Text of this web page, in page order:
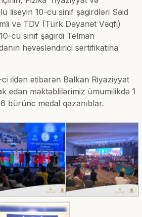
liseyin 10-cu sinif şagirdləri Səid
və TDV (Türk Dəyanət Vəqfi)
cu sinif şagirdi Telman
həvəsləndirici sertifikatına
ildən etibarən Balkan Riyaziyyat
edən məktəblilərimiz ümumilikdə 1
bürünc medal qazanıblar.